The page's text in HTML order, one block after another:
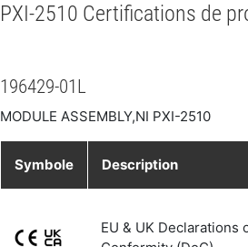
PXI-2510 Certifications de
196429-01L
MODULE ASSEMBLY,NI PXI-2510
Symbole Description
EU & UK Declarations